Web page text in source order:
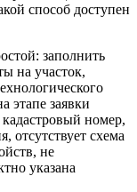
способ доступен
заполнить
на участок,
этапе заявки
номер,
отсутствует схема
не
указана